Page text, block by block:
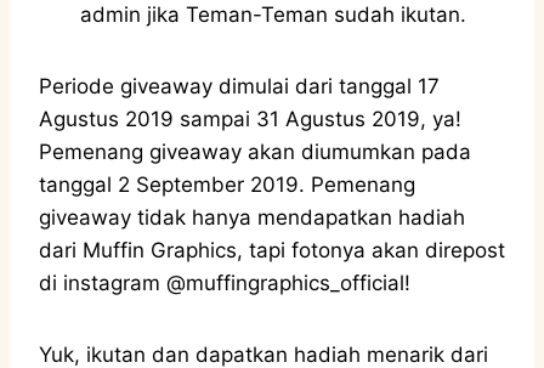
admin jika Teman-Teman sudah ikutan.
Periode giveaway dimulai dari tanggal 17
Agustus 2019 sampai 31 Agustus 2019, ya!
Pemenang giveaway akan diumumkan pada
tanggal 2 September 2019. Pemenang
giveaway tidak hanya mendapatkan hadiah
dari Muffin Graphics, tapi fotonya akan direpost
di instagram @muffingraphics_official!
Yuk, ikutan dan dapatkan hadiah menarik dari